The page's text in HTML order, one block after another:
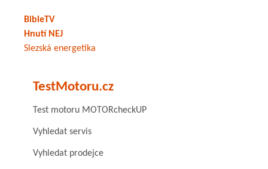
BibleTV
Hnutí NEJ
Slezská energetika
TestMotoru.cz
Test motoru MOTORcheckUP
Vyhledat servis
Vyhledat prodejce